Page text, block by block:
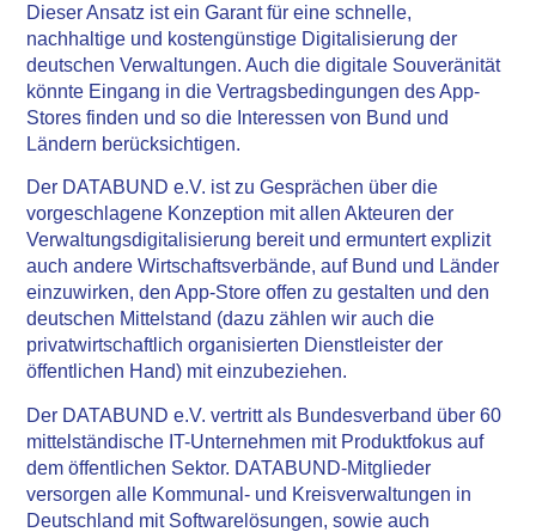
Dieser Ansatz ist ein Garant für eine schnelle,
nachhaltige und kostengünstige Digitalisierung der
deutschen Verwaltungen. Auch die digitale Souveränität
könnte Eingang in die Vertragsbedingungen des App-
Stores finden und so die Interessen von Bund und
Ländern berücksichtigen.
Der DATABUND e.V. ist zu Gesprächen über die
vorgeschlagene Konzeption mit allen Akteuren der
Verwaltungsdigitalisierung bereit und ermuntert explizit
auch andere Wirtschaftsverbände, auf Bund und Länder
einzuwirken, den App-Store offen zu gestalten und den
deutschen Mittelstand (dazu zählen wir auch die
privatwirtschaftlich organisierten Dienstleister der
öffentlichen Hand) mit einzubeziehen.
Der DATABUND e.V. vertritt als Bundesverband über 60
mittelständische IT-Unternehmen mit Produktfokus auf
dem öffentlichen Sektor. DATABUND-Mitglieder
versorgen alle Kommunal- und Kreisverwaltungen in
Deutschland mit Softwarelösungen, sowie auch